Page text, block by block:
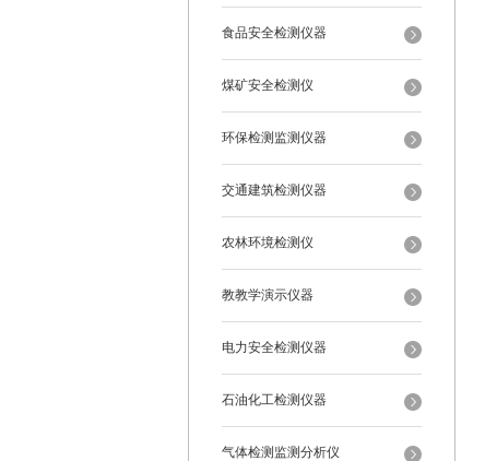
食品安全检测仪器
煤矿安全检测仪
环保检测监测仪器
交通建筑检测仪器
农林环境检测仪
教教学演示仪器
电力安全检测仪器
石油化工检测仪器
气体检测监测分析仪